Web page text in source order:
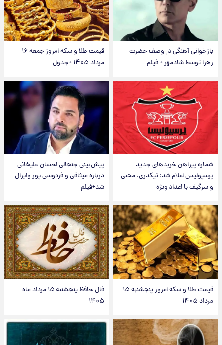
بازخوانی آهنگی در وصف حضرت
زهرا توسط شادمهر + فیلم
قیمت طلا و سکه امروز جمعه ۱۶
مرداد ۱۴۰۵ +جدول
شماره پیراهن خریدهای جدید
پرسپولیس اعلام شد؛ تیکدری، محبی
و سرگیف با اعداد ویژه
پیش‌بینی جنجالی احسان علیخانی
درباره میثاقی و فردوسی پور وایرال
شد+فیلم
قیمت طلا و سکه امروز پنجشنبه ۱۵
مرداد ۱۴۰۵
فال حافظ پنجشنبه ۱۵ مرداد ماه
۱۴۰۵